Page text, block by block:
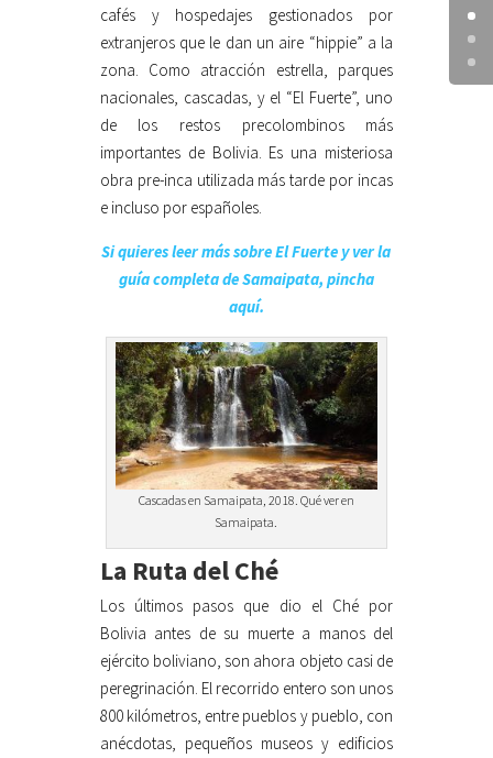
cafés y hospedajes gestionados por
extranjeros que le dan un aire “hippie” a la
zona. Como atracción estrella, parques
nacionales, cascadas, y el “El Fuerte”, uno
de los restos precolombinos más
importantes de Bolivia. Es una misteriosa
obra pre-inca utilizada más tarde por incas
e incluso por españoles.
Si quieres leer más sobre El Fuerte y ver la
guía completa de Samaipata, pincha
aquí.
Cascadas en Samaipata, 2018. Qué ver en
Samaipata.
La Ruta del Ché
Los últimos pasos que dio el Ché por
Bolivia antes de su muerte a manos del
ejército boliviano, son ahora objeto casi de
peregrinación. El recorrido entero son unos
800 kilómetros, entre pueblos y pueblo, con
anécdotas, pequeños museos y edificios